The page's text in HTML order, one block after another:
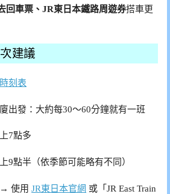
回車票、JR東日本鐵路周遊券搭車更
建議
刻表
出發：大約每30～60分鐘就有一班
7點多
9點半（依季節可能略有不同）
→ 使用JR東日本官網 或「JR East Train